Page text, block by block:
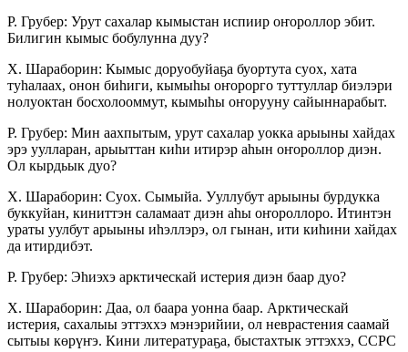
Р. Грубер: Урут сахалар кымыстан испиир оҥороллор эбит.
Билигин кымыс бобулунна дуу?
Х. Шараборин: Кымыс доруобуйаҕа буортута суох, хата
туһалаах, онон биһиги, кымыһы оҥорор­го туттуллар биэлэри
нолуоктан босхолооммут, кымыһы оҥорууну сайыннарабыт.
Р. Грубер: Мин аахпытым, урут сахалар уокка арыыны хайдах
эрэ уулларан, арыыттан киһи итирэр аһын оҥороллор диэн.
Ол кырдьык дуо?
Х. Шараборин: Суох. Сымыйа. Ууллубут арыы­ны бурдукка
буккуйан, киниттэн саламаат диэн аһы оҥороллоро. Итинтэн
ураты уулбут арыыны иһэллэрэ, ол гынан, ити киһини хайдах
да итирдибэт.
Р. Грубер: Эһиэхэ арктическай истерия диэн баар дуо?
Х. Шараборин: Даа, ол баара уонна баар. Арктическай
истерия, сахалыы эттэххэ мэнэрийии, ол неврастения саамай
сытыы көрүҥэ. Кини литератураҕа, быстахтык эттэххэ, ССРС